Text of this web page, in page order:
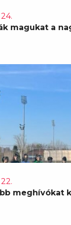
magukat a
meghívókat